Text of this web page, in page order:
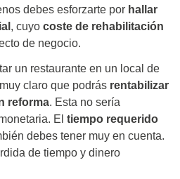
debes esforzarte por hallar
, cuyo coste de rehabilitación
de negocio.
un restaurante en un local de
claro que podrás rentabilizar
reforma. Esta no sería
El tiempo requerido
debes tener muy en cuenta.
de tiempo y dinero